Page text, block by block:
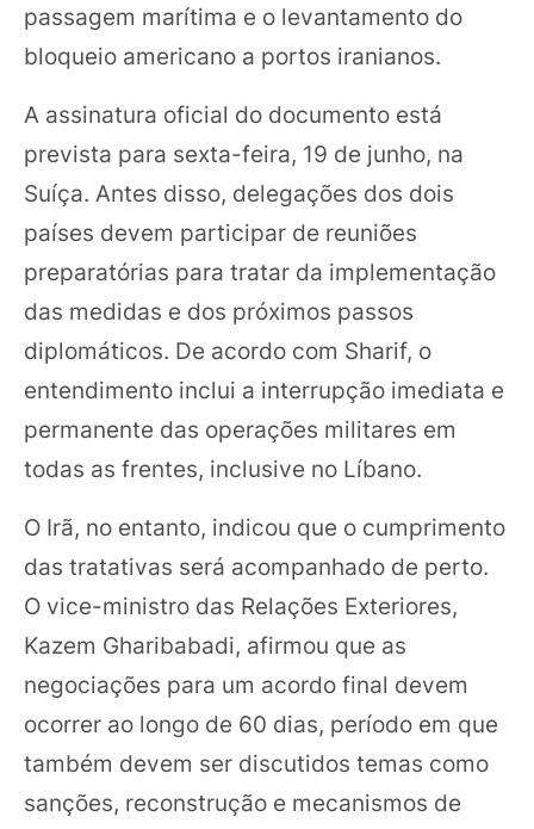
passagem marítima e o levantamento do
bloqueio americano a portos iranianos.
A assinatura oficial do documento está
prevista para sexta-feira, 19 de junho, na
Suíça. Antes disso, delegações dos dois
países devem participar de reuniões
preparatórias para tratar da implementação
das medidas e dos próximos passos
diplomáticos. De acordo com Sharif, o
entendimento inclui a interrupção imediata e
permanente das operações militares em
todas as frentes, inclusive no Líbano.
O Irã, no entanto, indicou que o cumprimento
das tratativas será acompanhado de perto.
O vice-ministro das Relações Exteriores,
Kazem Gharibabadi, afirmou que as
negociações para um acordo final devem
ocorrer ao longo de 60 dias, período em que
também devem ser discutidos temas como
sanções, reconstrução e mecanismos de